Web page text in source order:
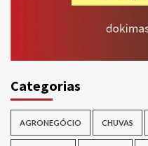
Categorias
AGRONEGÓCIO CHUVAS